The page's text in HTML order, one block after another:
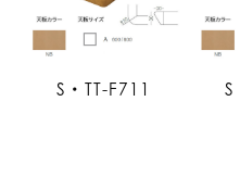
S・TT-F711 S